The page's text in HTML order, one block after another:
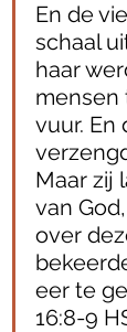
En de
schaal
haar
mensen
vuur. En
Maar zij
van
over
eer te
16:8‭-‬9